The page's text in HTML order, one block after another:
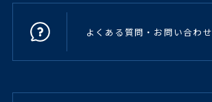
よくある質問・お問い合わせ